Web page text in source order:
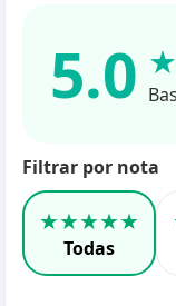
5.0
Filtrar por nota
★★★★★
Todas